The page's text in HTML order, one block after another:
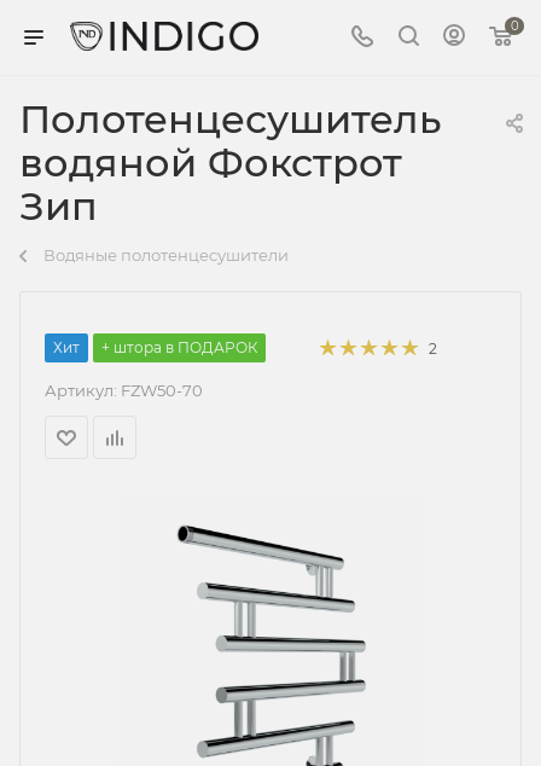
0
Полотенцесушитель
водяной Фокстрот
Зип
Водяные полотенцесушители
Хит + штора в ПОДАРОК 2
Артикул: FZW50-70